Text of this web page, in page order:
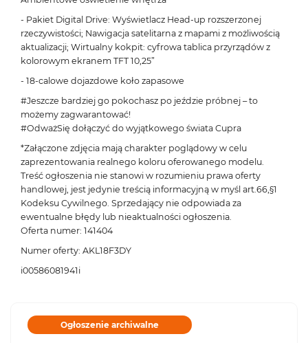
- Pakiet Digital Drive: Wyświetlacz Head-up rozszerzonej
rzeczywistości; Nawigacja satelitarna z mapami z możliwością
aktualizacji; Wirtualny kokpit: cyfrowa tablica przyrządów z
kolorowym ekranem TFT 10,25”
- 18-calowe dojazdowe koło zapasowe
#Jeszcze bardziej go pokochasz po jeździe próbnej – to
możemy zagwarantować!
#OdważSię dołączyć do wyjątkowego świata Cupra
*Załączone zdjęcia mają charakter poglądowy w celu
zaprezentowania realnego koloru oferowanego modelu.
Treść ogłoszenia nie stanowi w rozumieniu prawa oferty
handlowej, jest jedynie treścią informacyjną w myśl art.66,§1
Kodeksu Cywilnego. Sprzedający nie odpowiada za
ewentualne błędy lub nieaktualności ogłoszenia.
Oferta numer: 141404
Numer oferty: AKL18F3DY
i00586081941i
Ogłoszenie archiwalne